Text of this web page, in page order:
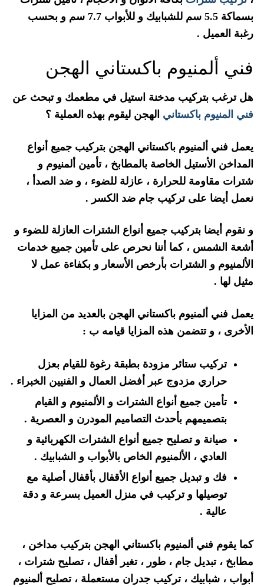
بسماكة 5.5 سم للشبابيك و للأبواب 7.7 سم و بحسب
رغبة العميل .
فني ألمنيوم باكستاني الهجن
هل ترغب بتركيب مدخنة استيل في مطعمك و تبحث عن
فني المنيوم باكستاني الهجن ليقوم بهذه العملية ؟
يعمل فني ألمنيوم باكستاني الهجن بتركيب جميع أنواع
المداخن الأستيل الخاصة بالمطابخ ، تأمين ألمنيوم و
شترات مقاومة للحرارة ، عازلة للضوء ، و ضد الصدأ ،
نعمل أيضا على تركيب جام ضد الكسر .
و نقوم أيضا بتركيب جميع أنواع الشترات العازلة للضوء و
أشعة الشمس ، كما أننا نحرص على تأمين جميع خدمات
الألمنيوم و الشترات بأرخص الأسعار و بكفاءة عمل لا
مثيل لها .
يعمل فني ألمنيوم باكستاني الهجن بالعديد من المزايا
الأخرى ، و تتضمن هذه المزايا قيامه ب :
تركيب ستائر مزودة بطبقة رغوة للقيام بعزل
حراري مزدوج عبر أفضل العمال و الفنيين الخبراء .
تأمين جميع أنواع الشترات و الألمنيوم و القيام
بتصميمهم بأحدث التصاميم المودرن و العصرية .
صيانة و تصليح جميع أنواع الشترات الكهربائية و
العادي ، الألمنيوم الخاص بالأبواب و الشبابيك .
فك و تبديل جميع أنواع الأقفال بأقفال أصلية مع
توصيلها و تركيب في منزل العميل بسرعة و دقة
عالية .
كما يقوم فني ألمنيوم باكستاني الهجن بتركيب مداخن ،
مطابخ ، تبديل جام ، طور ، تغير أقفال ، تصليح شترات ،
أبواب ، شبابيك ، تركيب جدران مستعملة ، تصليح ألمنيوم